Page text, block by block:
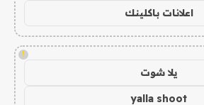
اعلانات باكلينك
!
يلا شوت
yalla shoot